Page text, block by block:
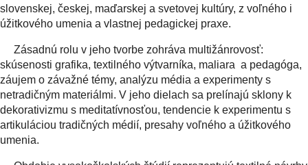
slovenskej, českej, maďarskej a svetovej kultúry, z voľného i
úžitkového umenia a vlastnej pedagickej praxe.
Zásadnú rolu v jeho tvorbe zohráva multižánrovosť:
skúsenosti grafika, textilného výtvarníka, maliara a pedagóga,
záujem o závažné témy, analýzu média a experimenty s
netradičným materiálmi. V jeho dielach sa prelínajú sklony k
dekorativizmu s meditatívnosťou, tendencie k experimentu s
artikuláciou tradičných médií, presahy voľného a úžitkového
umenia.